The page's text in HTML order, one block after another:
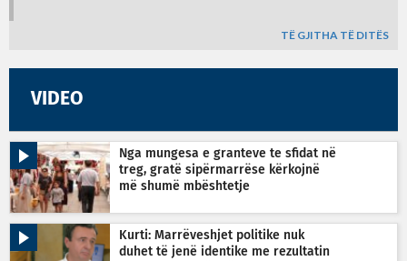
TË GJITHA TË DITËS
VIDEO
Nga mungesa e granteve te sfidat në
treg, gratë sipërmarrëse kërkojnë
më shumë mbështetje
Kurti: Marrëveshjet politike nuk
duhet të jenë identike me rezultatin